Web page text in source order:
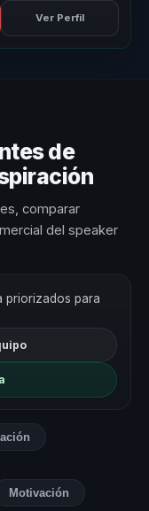
Ver Perfil
de
comparar
del speaker
priorizados para
Motivación